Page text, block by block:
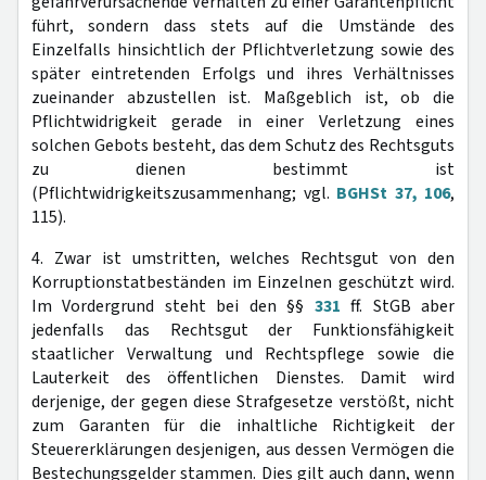
führt, sondern dass stets auf die Umstände des
Einzelfalls hinsichtlich der Pflichtverletzung sowie des
später eintretenden Erfolgs und ihres Verhältnisses
zueinander abzustellen ist. Maßgeblich ist, ob die
Pflichtwidrigkeit gerade in einer Verletzung eines
solchen Gebots besteht, das dem Schutz des Rechtsguts
zu dienen bestimmt ist
(Pflichtwidrigkeitszusammenhang; vgl. BGHSt 37, 106,
115).
4. Zwar ist umstritten, welches Rechtsgut von den
Korruptionstatbeständen im Einzelnen geschützt wird.
Im Vordergrund steht bei den §§ 331 ff. StGB aber
jedenfalls das Rechtsgut der Funktionsfähigkeit
staatlicher Verwaltung und Rechtspflege sowie die
Lauterkeit des öffentlichen Dienstes. Damit wird
derjenige, der gegen diese Strafgesetze verstößt, nicht
zum Garanten für die inhaltliche Richtigkeit der
Steuererklärungen desjenigen, aus dessen Vermögen die
Bestechungsgelder stammen. Dies gilt auch dann, wenn